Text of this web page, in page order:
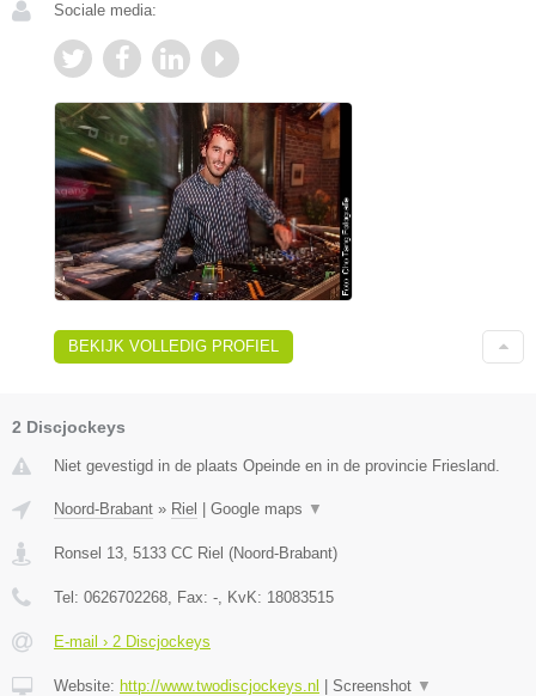
Sociale media:
BEKIJK VOLLEDIG PROFIEL
2 Discjockeys
Niet gevestigd in de plaats Opeinde en in de provincie Friesland.
Noord-Brabant » Riel | Google maps ▼
Ronsel 13 5133 CC Riel (Noord-Brabant)
Tel: 0626702268 , Fax: - , KvK: 18083515
E-mail › 2 Discjockeys
Website: http://www.twodiscjockeys.nl | Screenshot ▼